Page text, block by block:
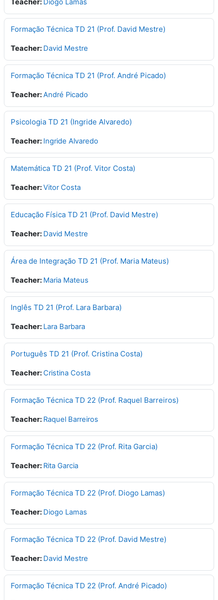
Teacher: Diogo Lamas
Formação Técnica TD 21 (Prof. David Mestre)
Teacher: David Mestre
Formação Técnica TD 21 (Prof. André Picado)
Teacher:André Picado
Psicologia TD 21 (Ingride Alvaredo)
Teacher: Ingride Alvaredo
Matemática TD 21 (Prof. Vitor Costa)
Teacher:Vitor Costa
Educação Física TD 21 (Prof. David Mestre)
Teacher: David Mestre
Área de Integração TD 21 (Prof. Maria Mateus)
Teacher: Maria Mateus
Inglês TD 21 (Prof. Lara Barbara)
Teacher: Lara Barbara
Português TD 21 (Prof. Cristina Costa)
Teacher:Cristina Costa
Formação Técnica TD 22 (Prof. Raquel Barreiros)
Teacher: Raquel Barreiros
Formação Técnica TD 22 (Prof. Rita Garcia)
Teacher: Rita Garcia
Formação Técnica TD 22 (Prof. Diogo Lamas)
Teacher: Diogo Lamas
Formação Técnica TD 22 (Prof. David Mestre)
Teacher: David Mestre
Formação Técnica TD 22 (Prof. André Picado)